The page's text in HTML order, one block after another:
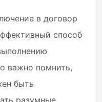
в договор
способ
важно помнить,
быть